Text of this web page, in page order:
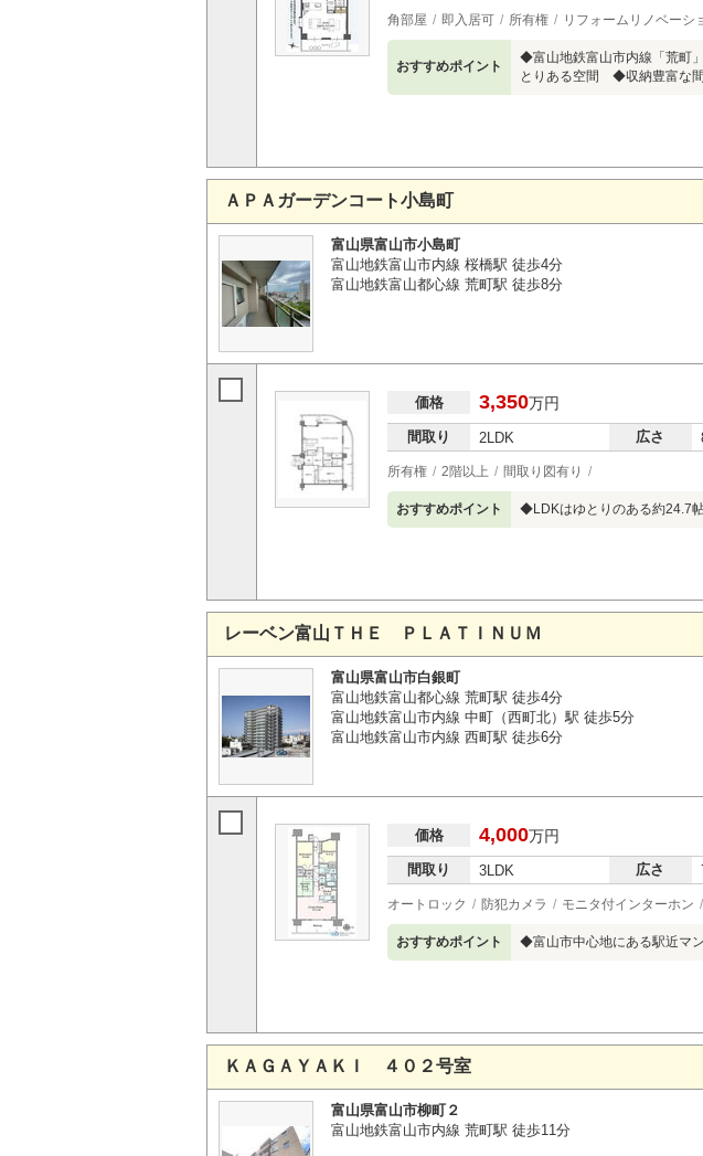
角部屋 即入居可 所有権 リフォームリノベーシ
おすすめポイント
◆富山地鉄富山市内線「荒町
とりある空間 ◆収納豊富な
ＡＰＡガーデンコート小島町
富山県富山市小島町
富山地鉄富山市内線 桜橋駅 徒歩4分
富山地鉄富山都心線 荒町駅 徒歩8分
価格 3,350万円
間取り 2LDK 広さ
所有権 2階以上 間取り図有り
おすすめポイント ◆LDKはゆとりのある約24.7
レーベン富山ＴＨＥ ＰＬＡＴＩＮＵＭ
富山県富山市白銀町
富山地鉄富山都心線 荒町駅 徒歩4分
富山地鉄富山市内線 中町（西町北）駅 徒歩5分
富山地鉄富山市内線 西町駅 徒歩6分
価格 4,000万円
間取り 3LDK 広さ
オートロック 防犯カメラ モニタ付インターホン
おすすめポイント ◆富山市中心地にある駅近マ
ＫＡＧＡＹＡＫＩ ４０２号室
富山県富山市柳町２
富山地鉄富山市内線 荒町駅 徒歩11分